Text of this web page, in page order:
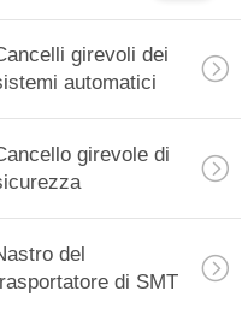
girevoli dei
automatici
girevole di
del
di SMT